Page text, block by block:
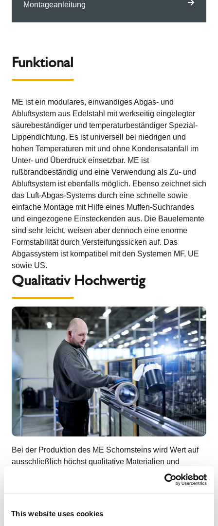
This website uses cookies
Montageanleitung
Funktional
ME ist ein modulares, einwandiges Abgas- und
Abluftsystem aus Edelstahl mit werkseitig eingelegter
säurebeständiger und temperaturbeständiger Spezial-
Lippendichtung. Es ist universell bei niedrigen und
hohen Temperaturen mit und ohne Kondensatanfall im
Unter- und Überdruck einsetzbar. ME ist
rußbrandbeständig und eine Verwendung als Zu- und
Abluftsystem ist ebenfalls möglich. Ebenso zeichnet sich
das Luft-Abgas-Systems durch eine schnelle sowie
einfache Montage mit Hilfe eines Muffen-Suchrandes
und eingezogene Einsteckenden aus. Die Bauelemente
sind sehr leicht, weisen aber dennoch eine enorme
Formstabilität durch Versteifungssicken auf. Das
Abgassystem ist kompatibel mit den Systemen MF, UE
sowie US.
Qualitativ Hochwertig
Bei der Produktion des ME Schornsteins wird Wert auf
ausschließlich höchst qualitative Materialien und
Breiter Anwendungsbereich